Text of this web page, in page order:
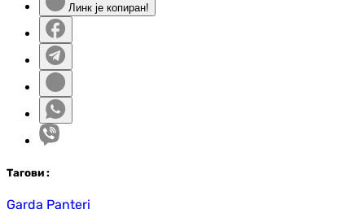
Линк је копиран!
Тагови :
Garda Panteri